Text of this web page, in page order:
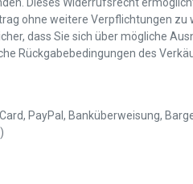
ohne weitere Verpflichtungen zu
dass Sie sich über mögliche
Rückgabebedingungen des
PayPal, Banküberweisung,